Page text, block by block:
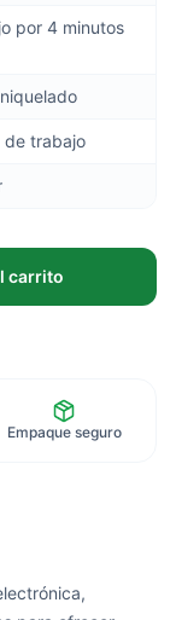
por 4 minutos
de trabajo
carrito
Empaque seguro